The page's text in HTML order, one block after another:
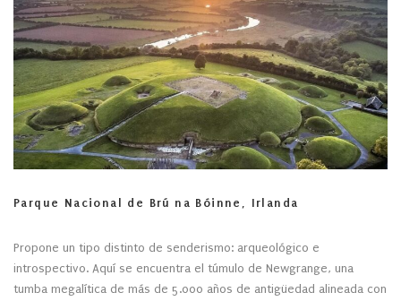
Parque Nacional de Brú na Bóinne, Irlanda
Propone un tipo distinto de senderismo: arqueológico e
introspectivo. Aquí se encuentra el túmulo de Newgrange, una
tumba megalítica de más de 5.000 años de antigüedad alineada con